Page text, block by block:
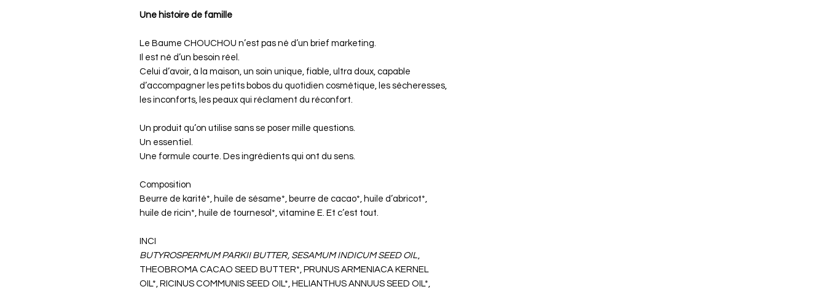
Une histoire de famille
Le Baume CHOUCHOU n’est pas né d’un brief marketing.
Il est né d’un besoin réel.
Celui d’avoir, à la maison, un soin unique, fiable, ultra doux, capable
d’accompagner les petits bobos du quotidien cosmétique, les sécheresses,
les inconforts, les peaux qui réclament du réconfort.
Un produit qu’on utilise sans se poser mille questions.
Un essentiel.
Une formule courte. Des ingrédients qui ont du sens.
Composition
Beurre de karité*, huile de sésame*, beurre de cacao*, huile d’abricot*,
huile de ricin*, huile de tournesol*, vitamine E. Et c’est tout.
INCI
BUTYROSPERMUM PARKII BUTTER, SESAMUM INDICUM SEED OIL,
THEOBROMA CACAO SEED BUTTER*, PRUNUS ARMENIACA KERNEL
OIL*, RICINUS COMMUNIS SEED OIL*, HELIANTHUS ANNUUS SEED OIL*,